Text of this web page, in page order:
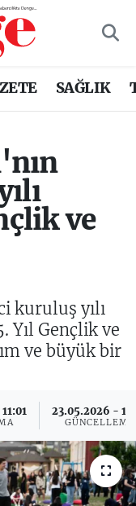
SAĞLIK
ve
kuruluş yılı
Yıl Gençlik ve
ve büyük bir
23.05.2026 -
GÜNCELLEME